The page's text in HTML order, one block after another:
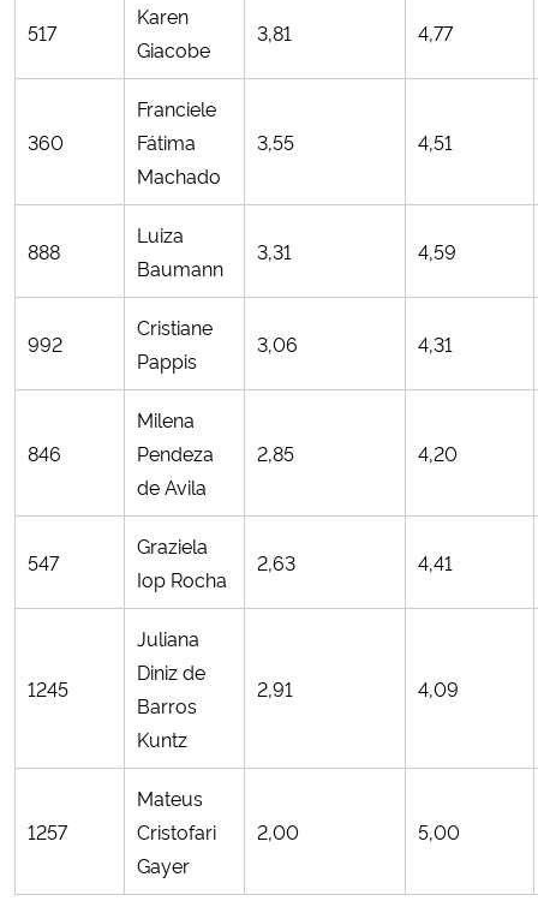
517
Karen
Giacobe
3,81 4,77
360
Franciele
Fátima
Machado
3,55 4,51
888
Luiza
Baumann
3,31 4,59
992
Cristiane
Pappis
3,06 4,31
846
Milena
Pendeza
de Avila
2,85 4,20
547
Graziela
Iop Rocha
2,63 4,41
1245
Juliana
Diniz de
Barros
Kuntz
2,91 4,09
1257
Mateus
Cristofari
Gayer
2,00 5,00